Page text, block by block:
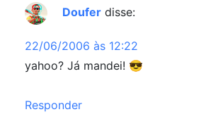
Doufer disse:
22/06/2006 às 12:22
yahoo? Já mandei! 😎
Responder